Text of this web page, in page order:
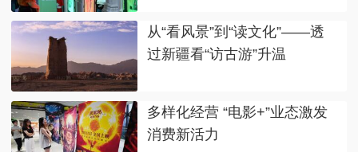
从“看风景”到“读文化”——透
过新疆看“访古游”升温
多样化经营 “电影+”业态激发
消费新活力